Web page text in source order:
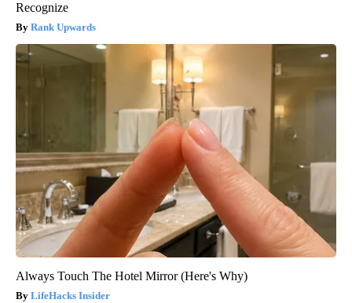
Recognize
Rank Upwards
Always Touch The Hotel Mirror (Here's Why)
LifeHacks Insider